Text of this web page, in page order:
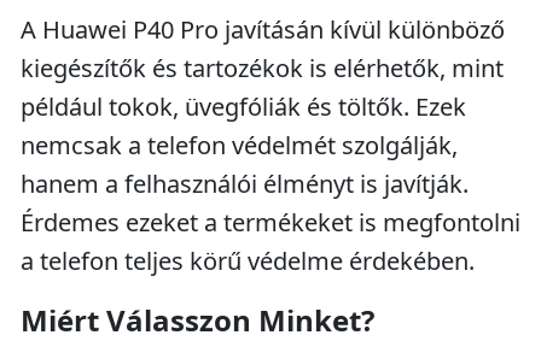
A Huawei P40 Pro javításán kívül különböző
kiegészítők és tartozékok is elérhetők, mint
például tokok, üvegfóliák és töltők. Ezek
nemcsak a telefon védelmét szolgálják,
hanem a felhasználói élményt is javítják.
Érdemes ezeket a termékeket is megfontolni
a telefon teljes körű védelme érdekében.
Miért Válasszon Minket?